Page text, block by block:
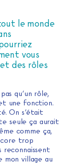
le monde
vous
des rôles
qu’un rôle,
une fonction.
On s’était
seule ça aurait
comme ça,
trop
mon village au